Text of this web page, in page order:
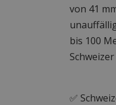
von 41
bis 100
✅